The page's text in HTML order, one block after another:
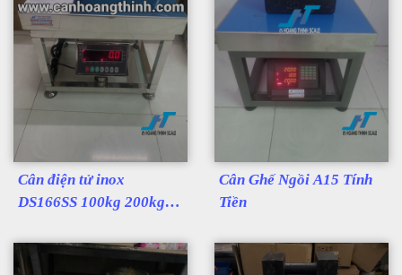
Cân điện tử inox
DS166SS 100kg 200kg
Cân Ghế Ngồi A15 Tính
Tiền